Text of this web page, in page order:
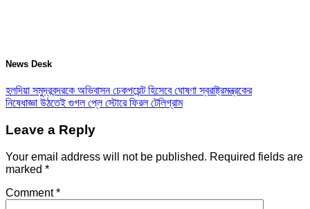
News Desk
হলদিয়া সমুদ্রবন্দরকে অভিবাসন চেকপয়েন্ট হিসেবে ঘোষণা স্বরাষ্ট্রমন্ত্রকের
নিষেধাজ্ঞা উঠতেই গুগল প্লে স্টোরে ফিরল টেলিগ্রাম
Leave a Reply
Your email address will not be published. Required fields are
marked *
Comment*